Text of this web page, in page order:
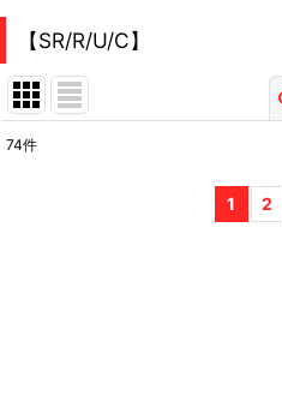
【SR/R/U/C】
74件
1 2